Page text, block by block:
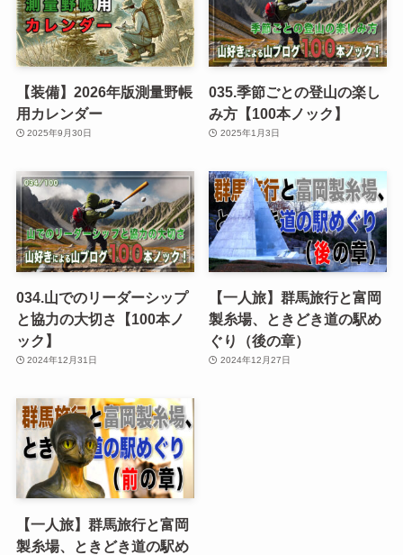
【装備】2026年版測量野帳
用カレンダー
2025年9月30日
035.季節ごとの登山の楽し
み方【100本ノック】
2025年1月3日
034.山でのリーダーシップ
と協力の大切さ【100本ノ
ック】
2024年12月31日
【一人旅】群馬旅行と富岡
製糸場、ときどき道の駅め
ぐり（後の章）
2024年12月27日
【一人旅】群馬旅行と富岡
製糸場、ときどき道の駅め